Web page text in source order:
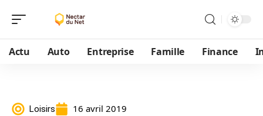
Actu Auto Entreprise Famille Finance
Loisirs 16 avril 2019